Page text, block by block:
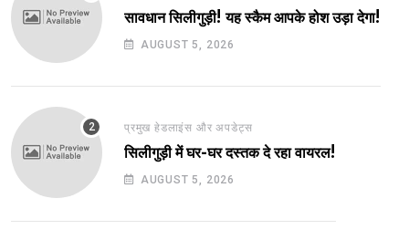
सावधान सिलीगुड़ी! यह स्कैम आपके होश उड़ा देगा!
AUGUST 5, 2026
प्रमुख हेडलाइंस और अपडेट्स
सिलीगुड़ी में घर-घर दस्तक दे रहा वायरल!
AUGUST 5, 2026